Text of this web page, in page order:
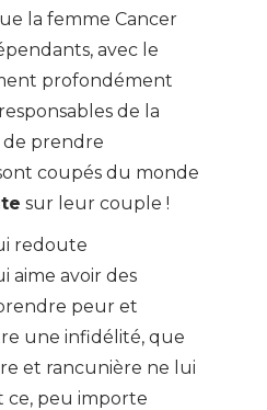
la femme Cancer
avec le
profondément
de la
de prendre
coupés du monde
sur leur couple !
redoute
aime avoir des
peur et
une infidélité, que
et rancunière ne lui
ce, peu importe